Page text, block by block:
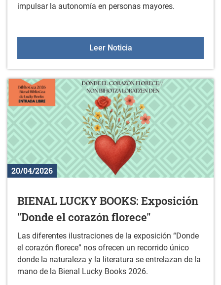
impulsar la autonomía en personas mayores.
Leer NoticiaFormación gratuita para
20/04/2026
BIENAL LUCKY BOOKS: Exposición
"Donde el corazón florece"
Las diferentes ilustraciones de la exposición “Donde
el corazón florece” nos ofrecen un recorrido único
donde la naturaleza y la literatura se entrelazan de la
mano de la Bienal Lucky Books 2026.